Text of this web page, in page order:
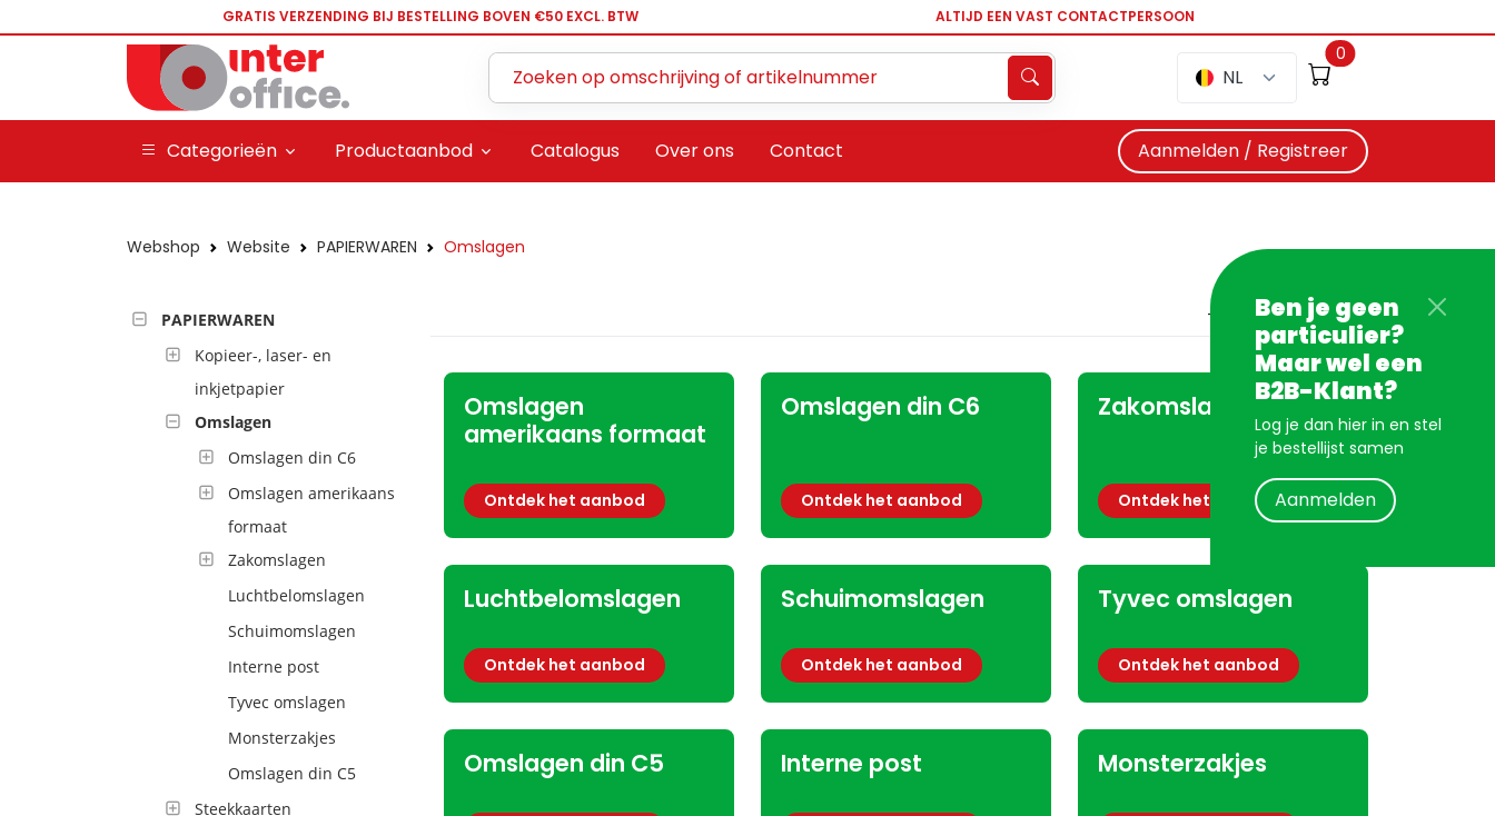
GRATIS VERZENDING BIJ BESTELLING BOVEN €50 EXCL. BTW ALTIJD EEN VAST CONTACTPERSOON
NL
0
Categorieën Productaanbod Catalogus Over ons Contact Aanmelden / Registreer
Ben je geen
particulier?
Maar wel een
B2B-Klant?
Log je dan hier in en stel
je bestellijst samen
Aanmelden
Webshop Website PAPIERWAREN Omslagen
PAPIERWAREN
Kopieer-, laser- en
inkjetpapier
Omslagen
Omslagen din C6
Omslagen amerikaans
formaat
Zakomslagen
Luchtbelomslagen
Schuimomslagen
Interne post
Tyvec omslagen
Monsterzakjes
Omslagen din C5
Steekkaarten
Omslagen
amerikaans formaat
Ontdek het aanbod
Omslagen din C6
Ontdek het aanbod
Zakomslagen
Ontdek het aanbod
Luchtbelomslagen
Ontdek het aanbod
Schuimomslagen
Ontdek het aanbod
Tyvec omslagen
Ontdek het aanbod
Omslagen din C5 Interne post Monsterzakjes